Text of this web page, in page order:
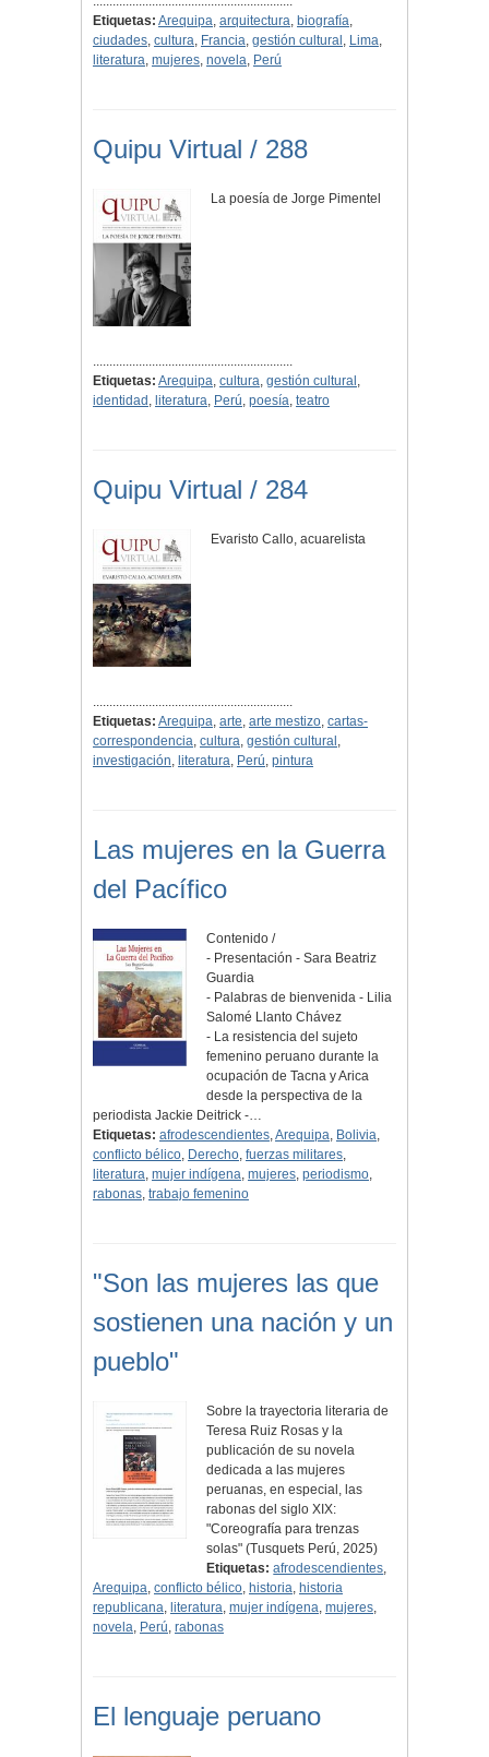
Etiquetas: Arequipa, arquitectura, biografía,
ciudades, cultura, Francia, gestión cultural , Lima,
literatura, mujeres, novela, Perú
Quipu Virtual / 288
La poesía de Jorge Pimentel
.............................................................
Etiquetas: Arequipa, cultura, gestión cultural ,
identidad , literatura, Perú, poesía, teatro
Quipu Virtual / 284
Evaristo Callo, acuarelista
.............................................................
Etiquetas: Arequipa, arte, arte mestizo, cartas-
correspondencia, cultura, gestión cultural ,
investigación, literatura, Perú, pintura
Las mujeres en la Guerra
del Pacífico
Contenido /
- Presentación - Sara Beatriz
Guardia
- Palabras de bienvenida - Lilia
Salomé Llanto Chávez
- La resistencia del sujeto
femenino peruano durante la
ocupación de Tacna y Arica
desde la perspectiva de la
periodista Jackie Deitrick -…
Etiquetas: afrodescendientes,Arequipa, Bolivia,
conflicto bélico, Derecho, fuerzas militares,
literatura, mujer indígena, mujeres, periodismo,
rabonas, trabajo femenino
"Son las mujeres las que
sostienen una nación y un
pueblo"
Sobre la trayectoria literaria de
Teresa Ruiz Rosas y la
publicación de su novela
dedicada a las mujeres
peruanas, en especial, las
rabonas del siglo XIX:
"Coreografía para trenzas
solas" (Tusquets Perú, 2025)
Etiquetas: afrodescendientes,
Arequipa, conflicto bélico, historia, historia
republicana, literatura, mujer indígena, mujeres,
novela, Perú, rabonas
El lenguaje peruano